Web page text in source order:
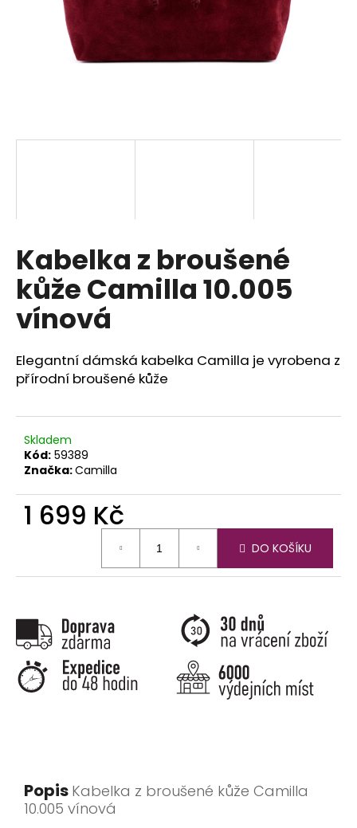
Kabelka z broušené
kůže Camilla 10.005
vínová
Elegantní dámská kabelka Camilla je vyrobena z
přírodní broušené kůže
Skladem
Kód: 59389
Značka:Camilla
1 699 Kč
DO KOŠÍKU
Popis Kabelka z broušené kůže Camilla
10.005 vínová
D
o
p
r
č
u
e
m
e